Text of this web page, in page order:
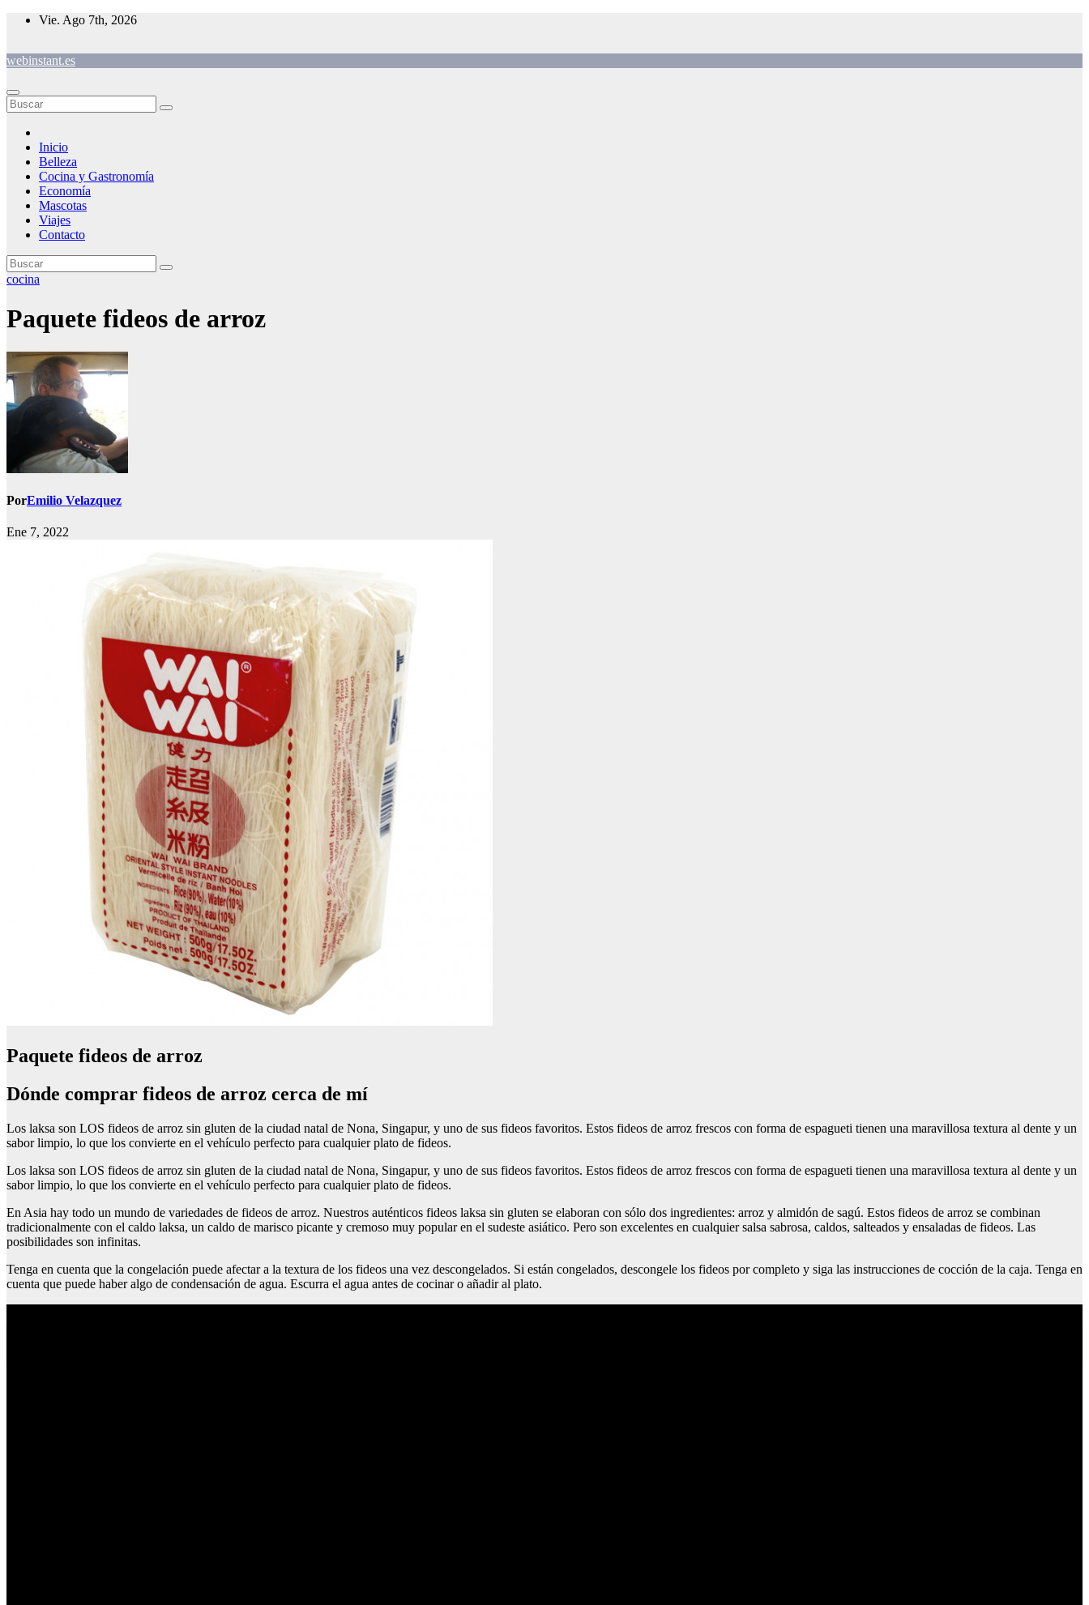
Saltar
Vie. Ago 7th, 2026
webinstant.es
Inicio
Belleza
Cocina y Gastronomía
Economía
Mascotas
Viajes
Contacto
cocina
Paquete fideos de arroz
PorEmilio Velazquez
Ene 7, 2022
Paquete fideos de arroz
Dónde comprar fideos de arroz cerca de mí
Los laksa son LOS fideos de arroz sin gluten de la ciudad natal de Nona, Singapur, y uno de sus fideos favoritos. Estos fideos de arroz frescos con forma de espagueti tienen una maravillosa textura al dente y un
sabor limpio, lo que los convierte en el vehículo perfecto para cualquier plato de fideos.
Los laksa son LOS fideos de arroz sin gluten de la ciudad natal de Nona, Singapur, y uno de sus fideos favoritos. Estos fideos de arroz frescos con forma de espagueti tienen una maravillosa textura al dente y un
sabor limpio, lo que los convierte en el vehículo perfecto para cualquier plato de fideos.
En Asia hay todo un mundo de variedades de fideos de arroz. Nuestros auténticos fideos laksa sin gluten se elaboran con sólo dos ingredientes: arroz y almidón de sagú. Estos fideos de arroz se combinan
tradicionalmente con el caldo laksa, un caldo de marisco picante y cremoso muy popular en el sudeste asiático. Pero son excelentes en cualquier salsa sabrosa, caldos, salteados y ensaladas de fideos. Las
posibilidades son infinitas.
Tenga en cuenta que la congelación puede afectar a la textura de los fideos una vez descongelados. Si están congelados, descongele los fideos por completo y siga las instrucciones de cocción de la caja. Tenga en
cuenta que puede haber algo de condensación de agua. Escurra el agua antes de cocinar o añadir al plato.